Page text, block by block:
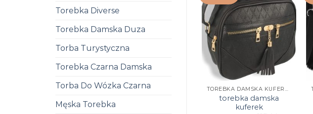
Torebka Diverse
Torebka Damska Duza
Torba Turystyczna
Torebka Czarna Damska
Torba Do Wózka Czarna
Męska Torebka
TOREBKA DAMSKA KUFEREK
torebka damska
kuferek